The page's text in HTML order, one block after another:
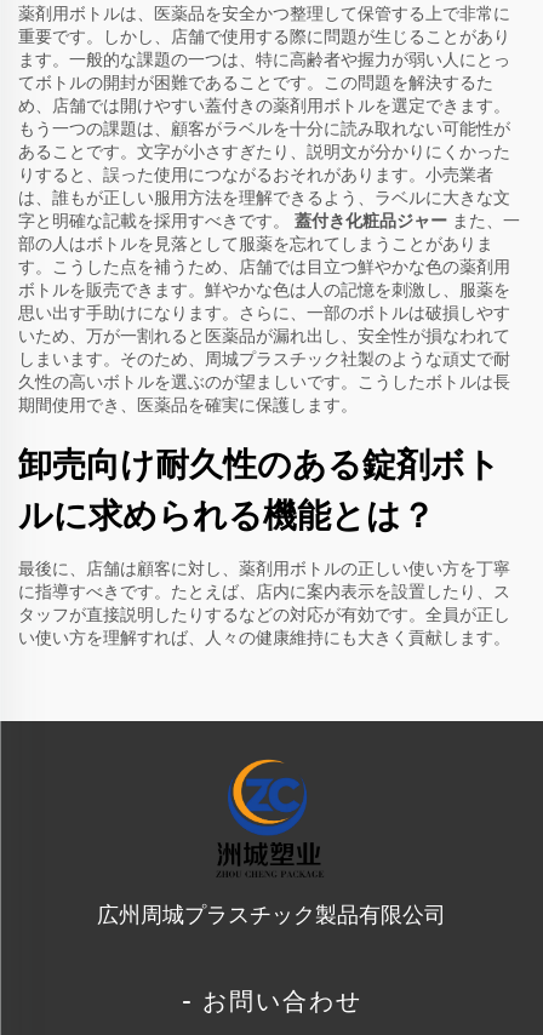
薬剤用ボトルは、医薬品を安全かつ整理して保管する上で非常に
重要です。しかし、店舗で使用する際に問題が生じることがあり
ます。一般的な課題の一つは、特に高齢者や握力が弱い人にとっ
てボトルの開封が困難であることです。この問題を解決するた
め、店舗では開けやすい蓋付きの薬剤用ボトルを選定できます。
もう一つの課題は、顧客がラベルを十分に読み取れない可能性が
あることです。文字が小さすぎたり、説明文が分かりにくかった
りすると、誤った使用につながるおそれがあります。小売業者
は、誰もが正しい服用方法を理解できるよう、ラベルに大きな文
字と明確な記載を採用すべきです。 蓋付き化粧品ジャー また、一
部の人はボトルを見落として服薬を忘れてしまうことがありま
す。こうした点を補うため、店舗では目立つ鮮やかな色の薬剤用
ボトルを販売できます。鮮やかな色は人の記憶を刺激し、服薬を
思い出す手助けになります。さらに、一部のボトルは破損しやす
いため、万が一割れると医薬品が漏れ出し、安全性が損なわれて
しまいます。そのため、周城プラスチック社製のような頑丈で耐
久性の高いボトルを選ぶのが望ましいです。こうしたボトルは長
期間使用でき、医薬品を確実に保護します。
卸売向け耐久性のある錠剤ボト
ルに求められる機能とは？
最後に、店舗は顧客に対し、薬剤用ボトルの正しい使い方を丁寧
に指導すべきです。たとえば、店内に案内表示を設置したり、ス
タッフが直接説明したりするなどの対応が有効です。全員が正し
い使い方を理解すれば、人々の健康維持にも大きく貢献します。
広州周城プラスチック製品有限公司
- お問い合わせ